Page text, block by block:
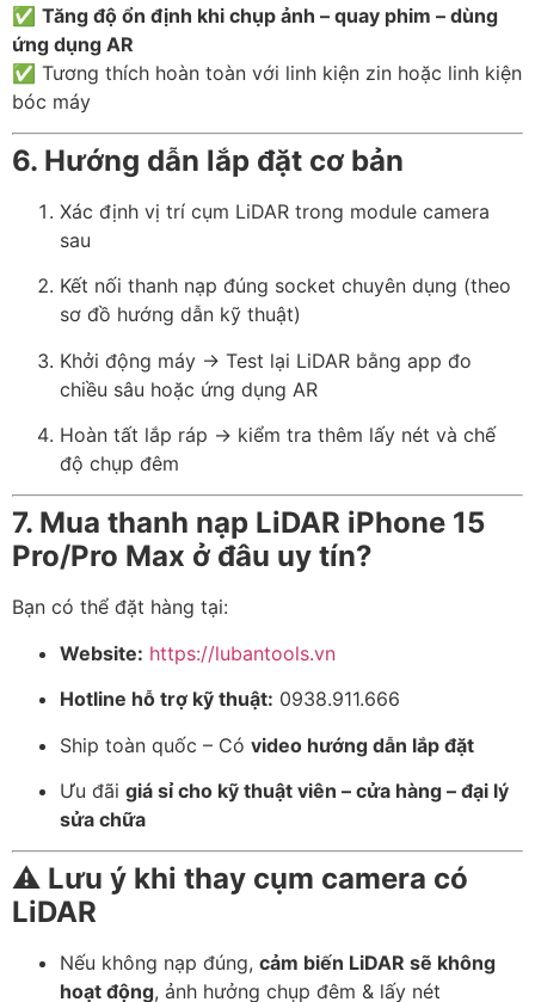
✅ Tăng độ ổn định khi chụp ảnh – quay phim – dùng
ứng dụng AR
✅ Tương thích hoàn toàn với linh kiện zin hoặc linh kiện
bóc máy
6. Hướng dẫn lắp đặt cơ bản
Xác định vị trí cụm LiDAR trong module camera
sau
Kết nối thanh nạp đúng socket chuyên dụng (theo
sơ đồ hướng dẫn kỹ thuật)
Khởi động máy → Test lại LiDAR bằng app đo
chiều sâu hoặc ứng dụng AR
Hoàn tất lắp ráp → kiểm tra thêm lấy nét và chế
độ chụp đêm
7. Mua thanh nạp LiDAR iPhone 15
Pro/Pro Max ở đâu uy tín?
Bạn có thể đặt hàng tại:
Website: https://lubantools.vn
Hotline hỗ trợ kỹ thuật: 0938.911.666
Ship toàn quốc – Có video hướng dẫn lắp đặt
Ưu đãi giá sỉ cho kỹ thuật viên – cửa hàng – đại lý
sửa chữa
⚠️ Lưu ý khi thay cụm camera có
LiDAR
Nếu không nạp đúng, cảm biến LiDAR sẽ không
hoạt động, ảnh hưởng chụp đêm & lấy nét